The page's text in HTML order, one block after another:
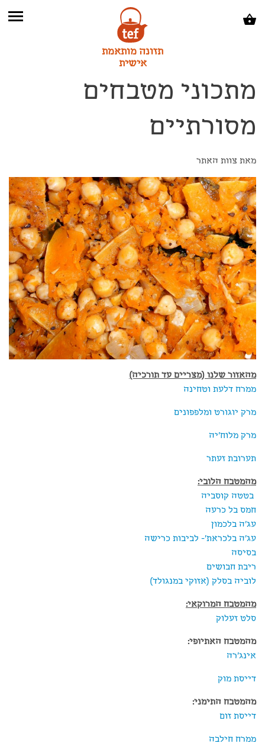
תזונה מותאמת
אישית
מתכוני מטבחים
מסורתיים
מאת צוות האתר
מהאזור שלנו (מצריים עד תורכיה)
ממרח דלעת וטחינה
מרק יוגורט ומלפפונים
מרק מלוח'יה
תערובת זעתר
מהמטבח הלובי:
בטטה קוסביה
חמס בל כרעה
עג'ה בלכמון
עג'ה בלכראת'- לביבות כרישה
בסיסה
ריבת חבושים
לוביה בסלק (אזוקי במנגולד)
מהמטבח המרוקאי:
סלט זעלוק
מהמטבח האתיופי:
אינג'רה
דייסת מוק
מהמטבח התימני:
דייסת זום
ממרח חילבה